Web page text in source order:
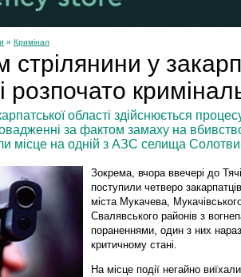
» Кримінал
стрілянини у
розпочато
області здійснюється
за фактом замаху на
місце на одній з АЗС селища
Зокрема, вчора ввечері до
поступили четверо
міста Мукачева,
Свалявського районів з
пораненнями, один з них
критичному стані.
На місце події негайно